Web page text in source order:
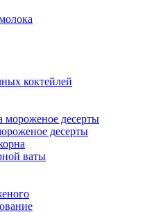
коктейлей
десерты
ваты